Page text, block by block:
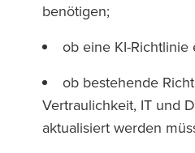
benötigen;
ob eine KI-Richtlinie
ob bestehende
Vertraulichkeit, IT und
aktualisiert werden